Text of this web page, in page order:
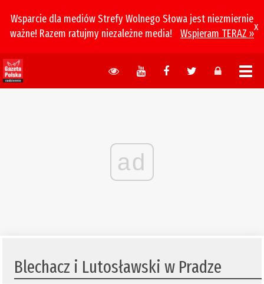
Wsparcie dla mediów Strefy Wolnego Słowa jest niezmiernie
ważne! Razem ratujmy niezależne media!
Wspieram TERAZ »
x
ad
Blechacz i Lutosławski w Pradze